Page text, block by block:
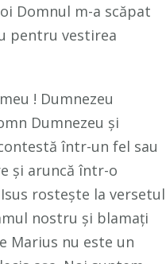
Domnul m-a scăpat
pentru vestirea
! Dumnezeu
Dumnezeu și
într-un fel sau
și aruncă într-o
rostește la versetul
nostru și blamați
Marius nu este un